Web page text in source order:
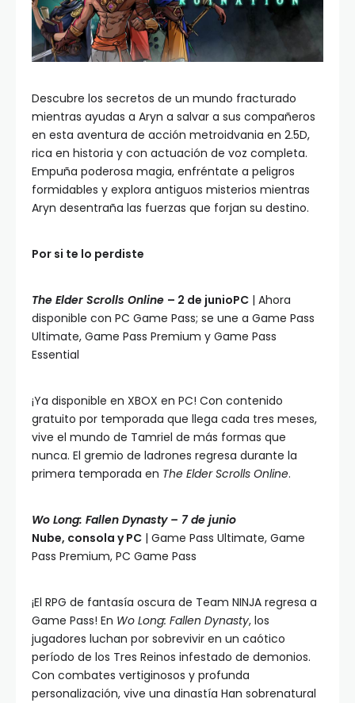
Descubre los secretos de un mundo fracturado
mientras ayudas a Aryn a salvar a sus compañeros
en esta aventura de acción metroidvania en 2.5D,
rica en historia y con actuación de voz completa.
Empuña poderosa magia, enfréntate a peligros
formidables y explora antiguos misterios mientras
Aryn desentraña las fuerzas que forjan su destino.
Por si te lo perdiste
The Elder Scrolls Online – 2 de junioPC | Ahora
disponible con PC Game Pass; se une a Game Pass
Ultimate, Game Pass Premium y Game Pass
Essential
¡Ya disponible en XBOX en PC! Con contenido
gratuito por temporada que llega cada tres meses,
vive el mundo de Tamriel de más formas que
nunca. El gremio de ladrones regresa durante la
primera temporada en The Elder Scrolls Online.
Wo Long: Fallen Dynasty – 7 de junio
Nube, consola y PC | Game Pass Ultimate, Game
Pass Premium, PC Game Pass
¡El RPG de fantasía oscura de Team NINJA regresa a
Game Pass! En Wo Long: Fallen Dynasty, los
jugadores luchan por sobrevivir en un caótico
período de los Tres Reinos infestado de demonios.
Con combates vertiginosos y profunda
personalización, vive una dinastía Han sobrenatural